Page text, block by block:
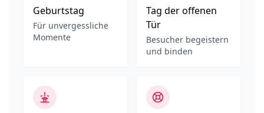
Geburtstag
Für unvergessliche
Momente
Tag der offenen
Tür
Besucher begeistern
und binden